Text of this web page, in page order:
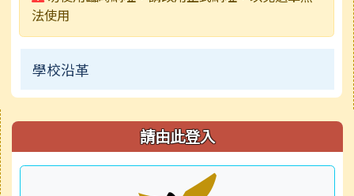
活動相簿
行事曆
法使用
學校沿革
右邊區域內容 請由此登入